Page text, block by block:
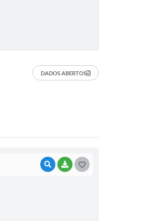
DADOS ABERTOS
VISUALIZAR
BAIXAR